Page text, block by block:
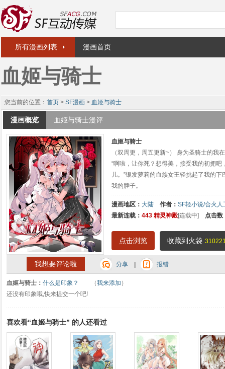
所有漫画列表 漫画首页
血姬与骑士
您当前的位置： 首页 > SF漫画 > 血姬与骑士
漫画概览 血姬与骑士漫评
血姬与骑士
（双周更，周五更新~） 身为圣骑士的我
“啊啦，让你死？想得美，接受我的初拥
儿。”银发萝莉的血族女王轻挑起了我的
我的脖子。
漫画地区： 大陆 作者： SF轻小说/合火人
最新连载： 443 精灵神殿[连载中] 点击数
点击浏览 收藏到火袋
我想要评论啦 分享 报错
血姬与骑士： 什么是印象？ （我来添加 ）
还没有印象哦,快来提交一个吧!
喜欢看“血姬与骑士” 的人还看过